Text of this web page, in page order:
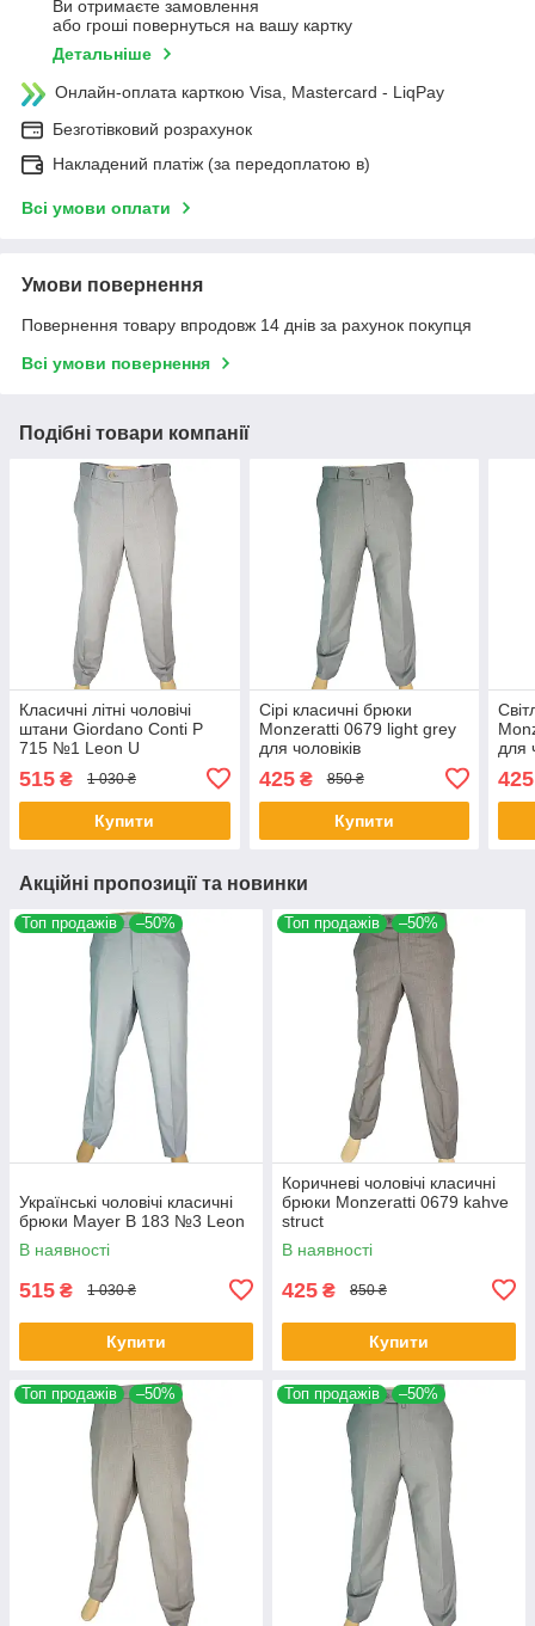
Ви отримаєте замовлення
або гроші повернуться на вашу картку
Детальніше
Онлайн-оплата карткою Visa, Mastercard - LiqPay
Безготівковий розрахунок
Накладений платіж (за передоплатою в)
Всі умови оплати
Умови повернення
Повернення товару впродовж 14 днів за рахунок покупця
Всі умови повернення
Подібні товари компанії
Класичні літні чоловічі
штани Giordano Conti P
715 №1 Leon U
515 ₴ 1 030 ₴
Купити
Сірі класичні брюки
Monzeratti 0679 light grey
для чоловіків
425₴ 850 ₴
Купити
для
425
Акційні пропозиції та новинки
Топ продажів –50%
Українські чоловічі класичні
брюки Mayer B 183 №3 Leon
В наявності
515 ₴ 1 030 ₴
Купити
Топ продажів –50%
Коричневі чоловічі класичні
брюки Monzeratti 0679 kahve
struct
В наявності
425 ₴ 850 ₴
Купити
Топ продажів –50% Топ продажів –50%